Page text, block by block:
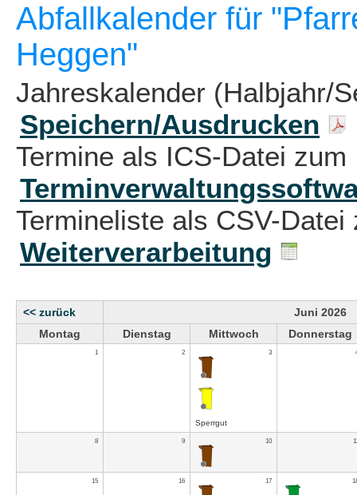
Abfallkalender für
Heggen"
Jahreskalender (Halbjahr/
Speichern/Ausdrucken
Termine als ICS-Datei zum
Termineliste als CSV-
Weiterverarbeitung
<< zurück
Juni 2026
Montag
Dienstag Mittwoch Donnerstag
1 2 3
Sperrgut
8 9 10
15 16 17